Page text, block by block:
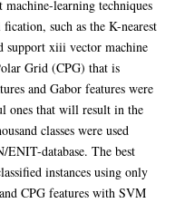
learning techniques
such as the K-nearest
support xiii vector machine
Grid (CPG) that is
and Gabor features were
ones that will result in the
classes were used
database. The best
instances using only
CPG features with SVM